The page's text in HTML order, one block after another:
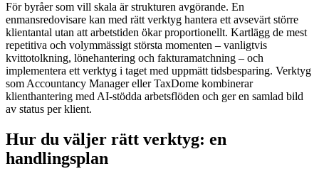
För byråer som vill skala är strukturen avgörande. En
enmansredovisare kan med rätt verktyg hantera ett avsevärt större
klientantal utan att arbetstiden ökar proportionellt. Kartlägg de mest
repetitiva och volymmässigt största momenten – vanligtvis
kvittotolkning, lönehantering och fakturamatchning – och
implementera ett verktyg i taget med uppmätt tidsbesparing. Verktyg
som Accountancy Manager eller TaxDome kombinerar
klienthantering med AI-stödda arbetsflöden och ger en samlad bild
av status per klient.
Hur du väljer rätt verktyg: en
handlingsplan